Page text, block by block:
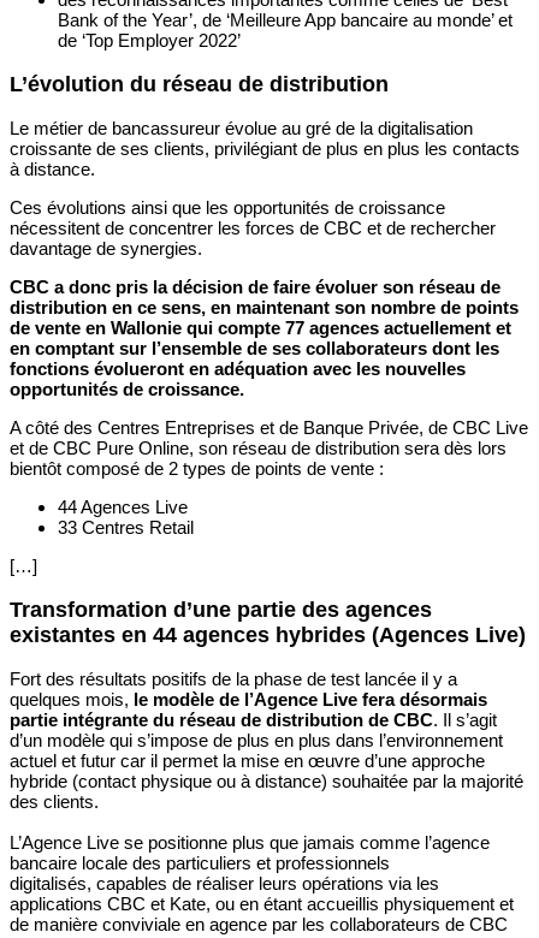
Bank of the Year’, de ‘Meilleure App bancaire au monde’ et
de ‘Top Employer 2022’
L’évolution du réseau de distribution
Le métier de bancassureur évolue au gré de la digitalisation
croissante de ses clients, privilégiant de plus en plus les contacts
à distance.
Ces évolutions ainsi que les opportunités de croissance
nécessitent de concentrer les forces de CBC et de rechercher
davantage de synergies.
CBC a donc pris la décision de faire évoluer son réseau de
distribution en ce sens, en maintenant son nombre de points
de vente en Wallonie qui compte 77 agences actuellement et
en comptant sur l’ensemble de ses collaborateurs dont les
fonctions évolueront en adéquation avec les nouvelles
opportunités de croissance.
A côté des Centres Entreprises et de Banque Privée, de CBC Live
et de CBC Pure Online, son réseau de distribution sera dès lors
bientôt composé de 2 types de points de vente :
44 Agences Live
33 Centres Retail
[…]
Transformation d’une partie des agences
existantes en 44 agences hybrides (Agences Live)
Fort des résultats positifs de la phase de test lancée il y a
quelques mois, le modèle de l’Agence Live fera désormais
partie intégrante du réseau de distribution de CBC. Il s’agit
d’un modèle qui s’impose de plus en plus dans l’environnement
actuel et futur car il permet la mise en œuvre d’une approche
hybride (contact physique ou à distance) souhaitée par la majorité
des clients. ​
​L’Agence Live se positionne plus que jamais comme l’agence
bancaire locale des particuliers et professionnels
digitalisés, capables de réaliser leurs opérations via les
applications CBC et Kate, ou en étant accueillis physiquement et
de manière conviviale en agence par les collaborateurs de CBC